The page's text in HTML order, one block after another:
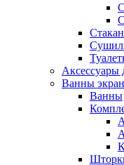
Аксессуары
Ванны
Ванны